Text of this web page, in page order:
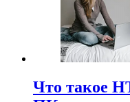
Что такое